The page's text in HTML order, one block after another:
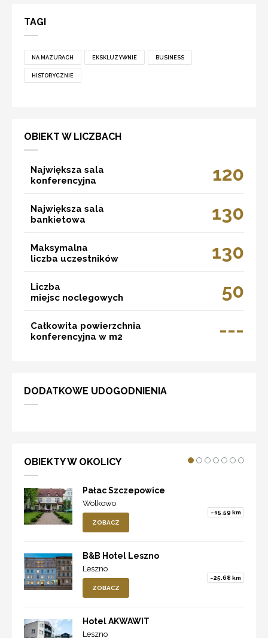
TAGI
NA MAZURACH EKSKLUZYWNIE BUSINESS
HISTORYCZNIE
OBIEKT W LICZBACH
Największa sala
konferencyjna
120
Największa sala
bankietowa
130
Maksymalna
liczba uczestników
130
Liczba
miejsc noclegowych
50
Całkowita powierzchnia
konferencyjna w m2
---
DODATKOWE UDOGODNIENIA
OBIEKTY W OKOLICY
Pałac Szczepowice
Wolkowo
~15.59 km
ZOBACZ
B&B Hotel Leszno
Leszno
~25.68 km
ZOBACZ
Hotel AKWAWIT
Leszno